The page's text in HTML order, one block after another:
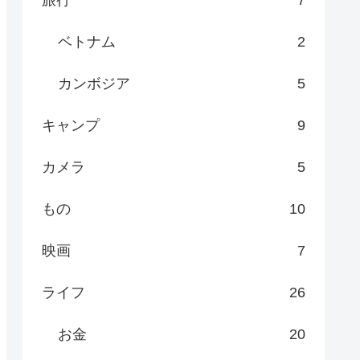
ベトナム 2
カンボジア 5
キャンプ 9
カメラ 5
もの 10
映画 7
ライフ 26
お金 20